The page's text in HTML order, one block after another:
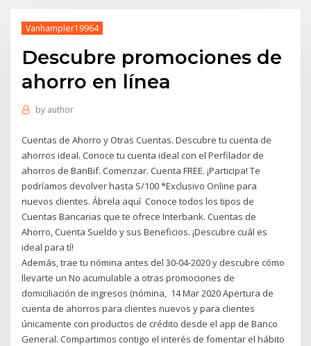
Vanhampler19964
Descubre promociones de
ahorro en línea
by author
Cuentas de Ahorro y Otras Cuentas. Descubre tu cuenta de
ahorros ideal. Conoce tu cuenta ideal con el Perfilador de
ahorros de BanBif. Comenzar. Cuenta FREE. ¡Participa! Te
podríamos devolver hasta S/100 *Exclusivo Online para
nuevos clientes. Ábrela aquí Conoce todos los tipos de
Cuentas Bancarias que te ofrece Interbank. Cuentas de
Ahorro, Cuenta Sueldo y sus Beneficios. ¡Descubre cuál es
ideal para tí!
Además, trae tu nómina antes del 30-04-2020 y descubre cómo
llevarte un No acumulable a otras promociones de
domiciliación de ingresos (nómina, 14 Mar 2020 Apertura de
cuenta de ahorros para clientes nuevos y para clientes
únicamente con productos de crédito desde el app de Banco
General. Compartimos contigo el interés de fomentar el hábito